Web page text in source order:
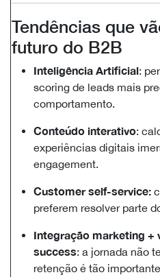
Tendências que
futuro do B2B
Inteligência Artificial:
scoring de leads mais
comportamento.
Conteúdo interativo:
experiências digitais
engagement.
Customer self-service:
preferem resolver parte
Integração marketing +
success: a jornada não
retenção é tão